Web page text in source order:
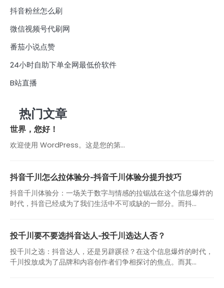
抖音粉丝怎么刷
微信视频号代刷网
番茄小说点赞
24小时自助下单全网最低价软件
B站直播
热门文章
世界，您好！
欢迎使用 WordPress。这是您的第…
抖音千川怎么拉体验分-抖音千川体验分提升技巧
抖音千川体验分：一场关于数字与情感的拉锯战在这个信息爆炸的
时代，抖音已经成为了我们生活中不可或缺的一部分。而抖...
投千川要不要选抖音达人-投千川选达人否？
投千川之选：抖音达人，还是另辟蹊径？在这个信息爆炸的时代，
千川投放成为了品牌和内容创作者们争相探讨的焦点。而其...